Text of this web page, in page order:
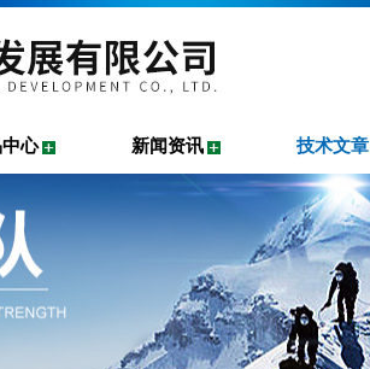
心 新闻资讯 技术文章